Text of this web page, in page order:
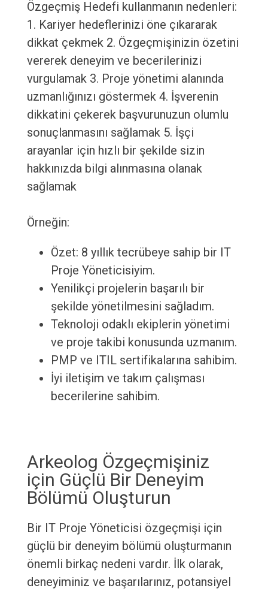
Özgeçmiş Hedefi kullanmanın nedenleri:
1. Kariyer hedeflerinizi öne çıkararak
dikkat çekmek 2. Özgeçmişinizin özetini
vererek deneyim ve becerilerinizi
vurgulamak 3. Proje yönetimi alanında
uzmanlığınızı göstermek 4. İşverenin
dikkatini çekerek başvurunuzun olumlu
sonuçlanmasını sağlamak 5. İşçi
arayanlar için hızlı bir şekilde sizin
hakkınızda bilgi alınmasına olanak
sağlamak
Örneğin:
Özet: 8 yıllık tecrübeye sahip bir IT
Proje Yöneticisiyim.
Yenilikçi projelerin başarılı bir
şekilde yönetilmesini sağladım.
Teknoloji odaklı ekiplerin yönetimi
ve proje takibi konusunda uzmanım.
PMP ve ITIL sertifikalarına sahibim.
İyi iletişim ve takım çalışması
becerilerine sahibim.
Arkeolog Özgeçmişiniz
için Güçlü Bir Deneyim
Bölümü Oluşturun
Bir IT Proje Yöneticisi özgeçmişi için
güçlü bir deneyim bölümü oluşturmanın
önemli birkaç nedeni vardır. İlk olarak,
deneyiminiz ve başarılarınız, potansiyel